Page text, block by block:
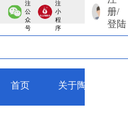
注
公
众
号
注
小
程
序
册/
登陆
首页 关于陶博会